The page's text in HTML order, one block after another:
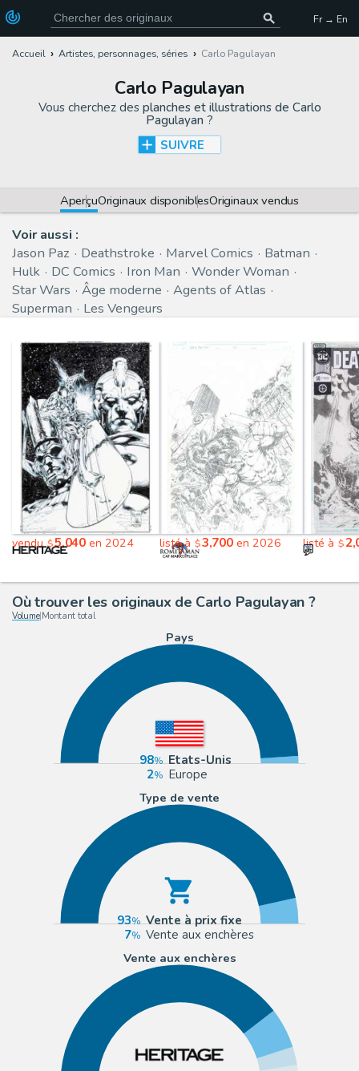
Fr → En
Accueil Artistes, personnages, séries Carlo Pagulayan
Carlo Pagulayan
Vous cherchez des planches et illustrations de Carlo
Pagulayan ?
SUIVRE
AperçuOriginaux disponiblesOriginaux vendus
Voir aussi :
Jason Paz
Deathstroke Marvel Comics
Batman
Hulk
DC Comics Iron Man
Wonder Woman
Star Wars
Âge moderne
Agents of Atlas
Superman
Les Vengeurs
vendu$5,040en 2024 listé à $3,700en 2026 listé à $
Où trouver les originaux de Carlo Pagulayan ?
Volume| Montant total
Pays
98
Etats-Unis
2
Europe
Type de vente
93
Vente à prix fixe
7
Vente aux enchères
Vente aux enchères